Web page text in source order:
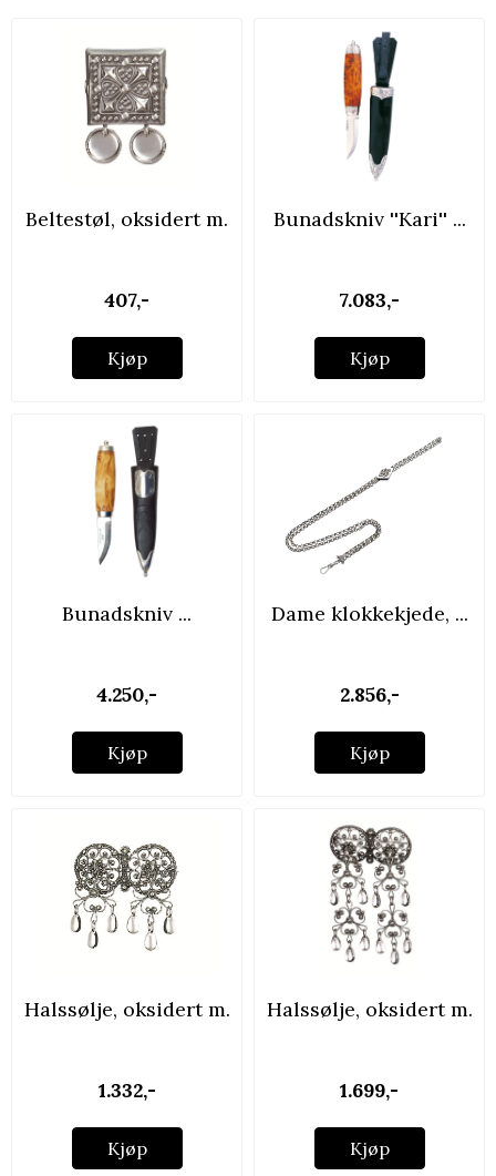
Beltestøl, oksidert m.
407,-
Kjøp
Bunadskniv ''Kari'' ...
7.083,-
Kjøp
Bunadskniv ...
4.250,-
Kjøp
Dame klokkekjede, ...
2.856,-
Kjøp
Halssølje, oksidert m.
1.332,-
Kjøp
Halssølje, oksidert m.
1.699,-
Kjøp